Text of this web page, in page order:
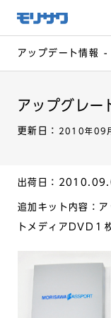
メ
ニュー
飛ばし
へ移動
アップデート情報
アップグレ
更新日： 2010年09
出荷日：
追加キット内容：
トメディアDVD